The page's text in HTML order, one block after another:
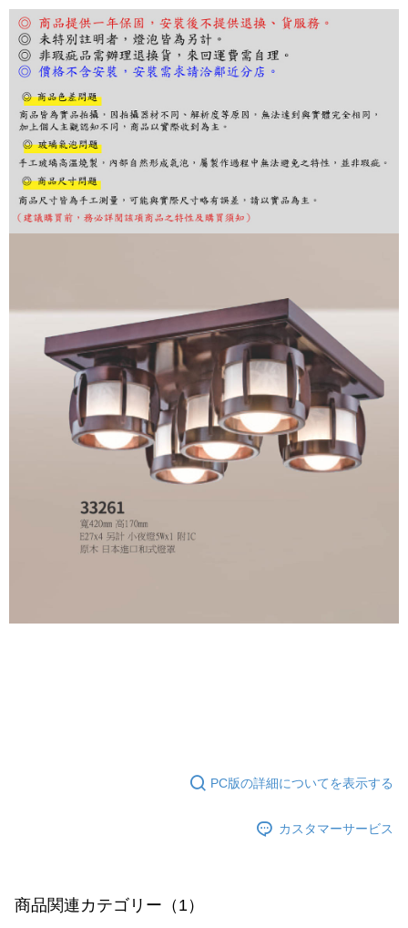
4.ご注文が完了すると、携帯に支払い通知のSMSが届きます。アプリ会員
の場合は、AFTEE アプリプッシュ通知が届きます。
5.商品受け取り時のお支払いは不要です。商品を確かめてから、SMSまた
はアプリの通知に従って、4大コンビニ、またはATM/オンラインバンキン
グでお支払いください。
代金納付期限は最短で 14 日以内ですので、ご注意ください。AFTEE アプ
リをダウンロードして AFTEE 会員になるとお支払い期限を最長 45 日以内
まで延長できます。
お支払期限は、ショップが請求した期日と、AFTEEで延長できる日数をも
とに計算されます。AFTEEで注文すると、商品を受け取るまで支払い期限
を延長できますが、商品を期限内に受け取れない場合があります（例：予
約商品や商品到着日が比較的遅い商品）。そのため、商品到着の有無に関
き、限度額が設定されます。
2.決済金額は最低NT$20です。
3.現在、台湾の会員のみご利用いただけます。
三、利用規約「AFTEE代金後払い」（以下当サービスという）はネットプ
ロテクションズ（以下 AFTEE という）が提供し、AFTEEが代金を徴収し
ます。当サービスご利用の際に提供しなければならない個人情報（注文者
の氏名、電話番号、受取人の氏名、電話番号、受取人住所を含むがこれに
限らない）は、AFTEEに渡され当サービスで必要な範囲内で利用されま
す。AFTEEの個人情報の収集、処理、利用について、詳細はAFTEE公式ホ
ームページの『個人情報の収集、処理及び利用に関する声明』をご参照く
https://aftee.tw/privacypolicy/
AFTEEの初回ご利用の際に、審査を通過すれば、最高額がNT$10,000にな
ります。支払い期限を過ぎた場合、その金額に基づいて年利20%の遅延滞
納金が加算されます。未成年の利用者は、事前に法定代理人または後見人
配送毎にNT$180、NT$5,000以上で送料無料
PC版の詳細についてを表示する
カスタマーサービス
商品関連カテゴリー（1）